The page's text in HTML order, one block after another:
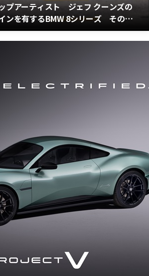
プアーティスト ジェフ クーンズの
ンを有するBMW 8シリーズ その驚